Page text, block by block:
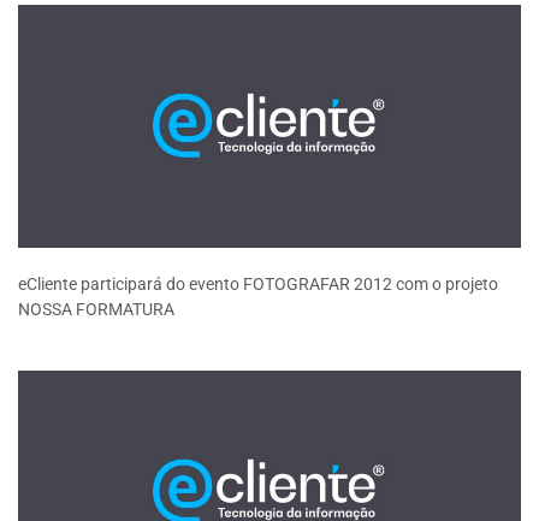
eCliente participará do evento FOTOGRAFAR 2012 com o projeto
NOSSA FORMATURA